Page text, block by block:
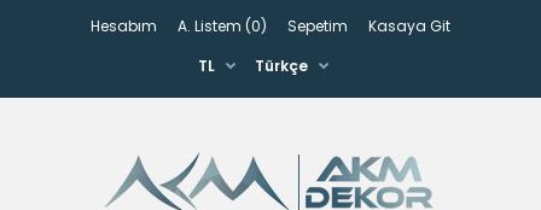
Hesabım A. Listem (0) Sepetim
Kasaya Git
TL
Türkçe